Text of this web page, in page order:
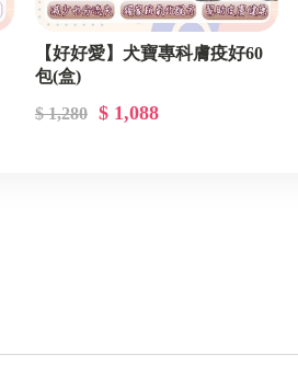
【好好愛】犬寶專科膚疫好60
包(盒)
$ 1,280 $ 1,088